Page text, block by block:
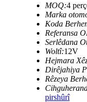
MOQ:4
Marka
Koda
Referansa
Serlêdana
Woltî:12V
Hejmara
Dirêjahiya
Rêzeya
pirshûrî